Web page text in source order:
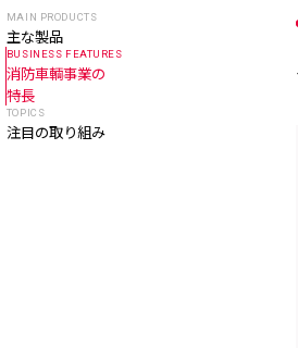
MAIN PRODUCTS
主な製品
BUSINESS FEATURES
消防車輌事業の
特長
TOPICS
注目の取り組み